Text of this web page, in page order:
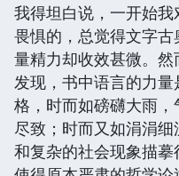
我得坦白说，一开始
畏惧的，总觉得文字
量精力却收效甚微。
发现，书中语言的力
格，时而如磅礴大雨
尽致；时而又如涓涓
和复杂的社会现象描摹